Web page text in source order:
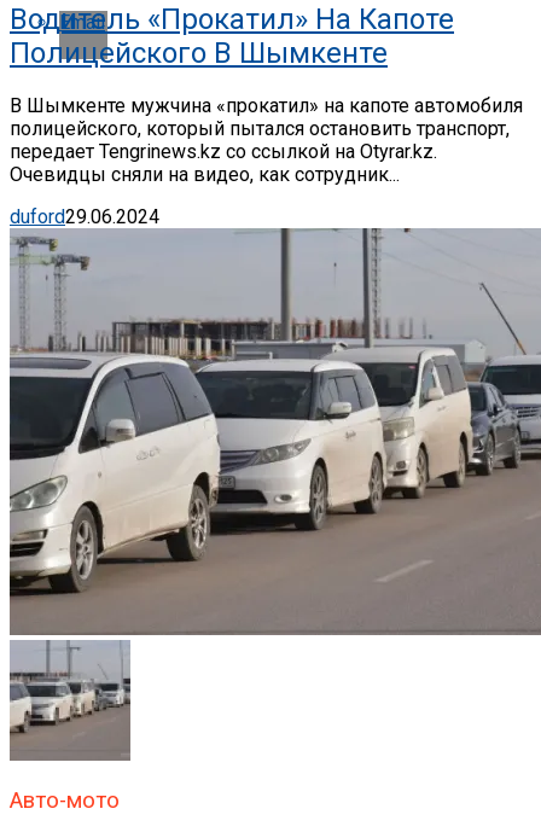
Email
Водитель «прокатил» На Капоте
Полицейского В Шымкенте
В Шымкенте мужчина «прокатил» на капоте автомобиля
полицейского, который пытался остановить транспорт,
передает Tengrinews.kz со ссылкой на Otyrar.kz.
Очевидцы сняли на видео, как сотрудник...
duford29.06.2024
Авто-мото